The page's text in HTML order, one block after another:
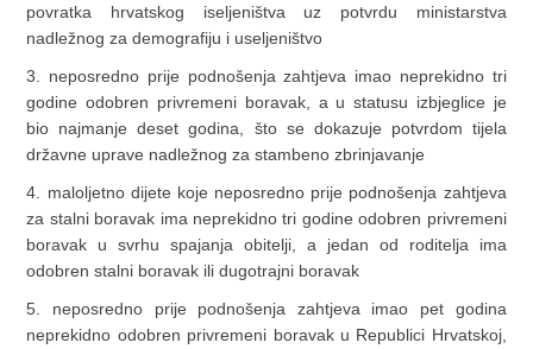
povratka hrvatskog iseljeništva uz potvrdu ministarstva
nadležnog za demografiju i useljeništvo
3. neposredno prije podnošenja zahtjeva imao neprekidno tri
godine odobren privremeni boravak, a u statusu izbjeglice je
bio najmanje deset godina, što se dokazuje potvrdom tijela
državne uprave nadležnog za stambeno zbrinjavanje
4. maloljetno dijete koje neposredno prije podnošenja zahtjeva
za stalni boravak ima neprekidno tri godine odobren privremeni
boravak u svrhu spajanja obitelji, a jedan od roditelja ima
odobren stalni boravak ili dugotrajni boravak
5. neposredno prije podnošenja zahtjeva imao pet godina
neprekidno odobren privremeni boravak u Republici Hrvatskoj,